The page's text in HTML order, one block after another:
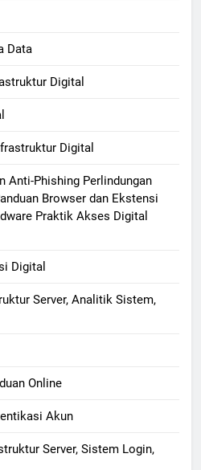
Data
Digital
Digital
Anti-Phishing Perlindungan
Browser dan Ekstensi
Praktik Akses Digital
Digital
Server, Analitik Sistem,
Online
Akun
Server, Sistem Login,